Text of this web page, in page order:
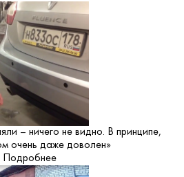
– ничего не видно. В принципе,
очень даже доволен»
Подробнее